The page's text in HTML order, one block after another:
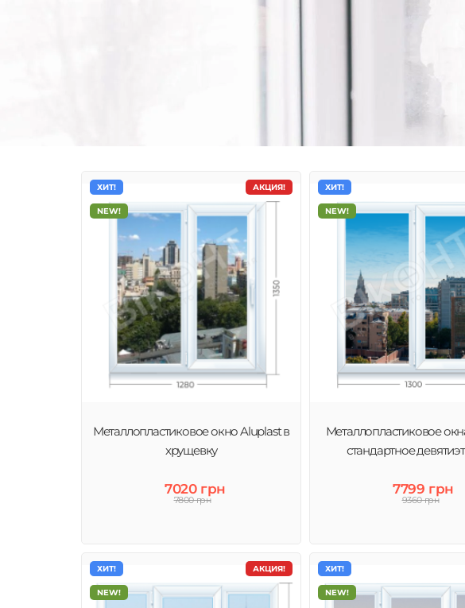
Металлопластиковые
окна Aluplast
Окна Aluplast пользуются
АКЦИЯ!
ХИТ!
NEW!
Металлопластиковое окно Aluplast в
хрущевку
7020 грн
7800 грн
ХИТ!
NEW!
Металлопластиковое
стандартное
7799 грн
9360 грн
АКЦИЯ!
ХИТ!
NEW!
ХИТ!
NEW!